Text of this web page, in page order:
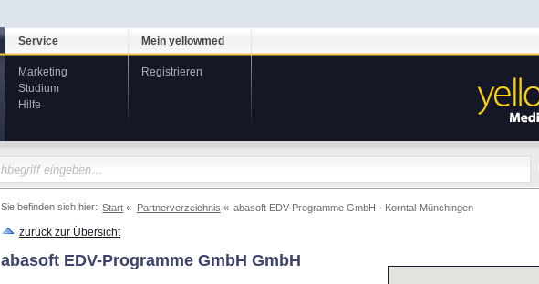
Service
Marketing
Studium
Hilfe
Mein yellowmed
Registrieren
Sie befinden sich hier: Start Partnerverzeichnis abasoft EDV-Programme GmbH - Korntal-Münchingen
zurück zur Übersicht
abasoft EDV-Programme GmbH GmbH